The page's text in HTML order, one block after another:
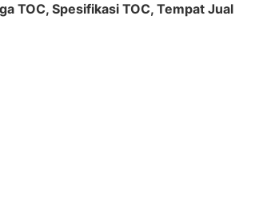
TOC, Spesifikasi TOC, Tempat Jual